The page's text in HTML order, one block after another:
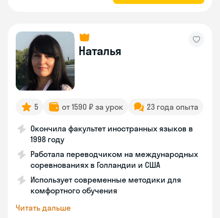
Наталья
5 от 1590 ₽ за урок 23 года опыта
Окончила факультет иностранных языков в
1998 году
Работала переводчиком на международных
соревнованиях в Голландии и США
Использует современные методики для
комфортного обучения
Читать дальше